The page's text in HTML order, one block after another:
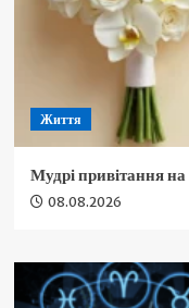
Життя
Мудрі привітання на
08.08.2026